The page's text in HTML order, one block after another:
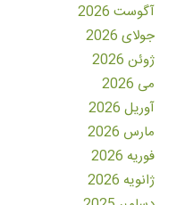
آگوست 2026
جولای 2026
ژوئن 2026
می 2026
آوریل 2026
مارس 2026
فوریه 2026
ژانویه 2026